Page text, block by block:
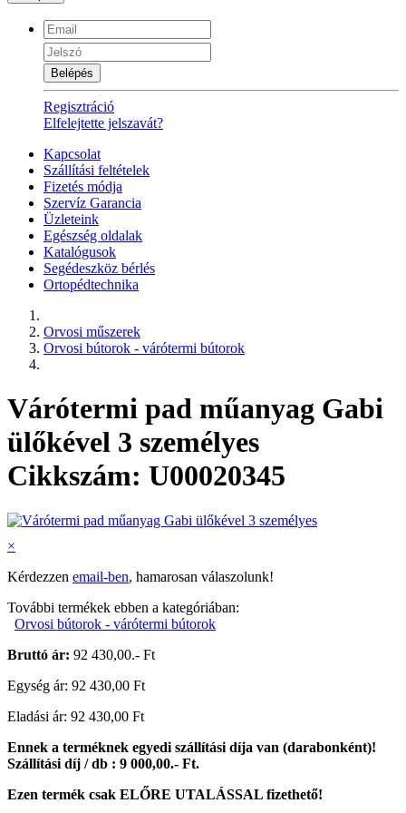
Belépés
Regisztráció
Elfelejtette jelszavát?
Kapcsolat
Szállítási feltételek
Fizetés módja
Szervíz Garancia
Üzleteink
Egészség oldalak
Katalógusok
Segédeszköz bérlés
Ortopédtechnika
Orvosi műszerek
Orvosi bútorok - várótermi bútorok
Várótermi pad műanyag Gabi
ülőkével 3 személyes
Cikkszám: U00020345
×
Kérdezzen email-ben, hamarosan válaszolunk!
További termékek ebben a kategóriában:
Orvosi bútorok - várótermi bútorok
Bruttó ár: 92 430,00.- Ft
Egység ár: 92 430,00 Ft
Eladási ár: 92 430,00 Ft
Ennek a terméknek egyedi szállítási díja van (darabonként)!
Szállítási díj / db : 9 000,00.- Ft.
Ezen termék csak ELŐRE UTALÁSSAL fizethető!